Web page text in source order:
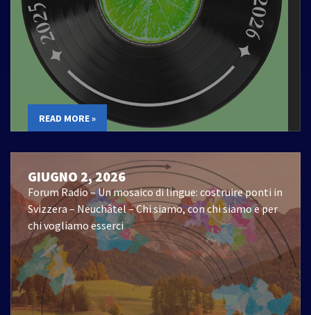
READ MORE »
GIUGNO 2, 2026
Forum Radio – Un mosaico di lingue: costruire ponti in
Svizzera – Neuchâtel – Chi siamo, con chi siamo e per
chi vogliamo esserci